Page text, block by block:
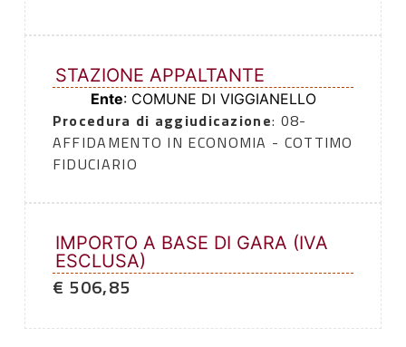
STAZIONE APPALTANTE
Ente: COMUNE DI VIGGIANELLO
Procedura di aggiudicazione: 08-
AFFIDAMENTO IN ECONOMIA - COTTIMO
FIDUCIARIO
IMPORTO A BASE DI GARA (IVA
ESCLUSA)
€ 506,85